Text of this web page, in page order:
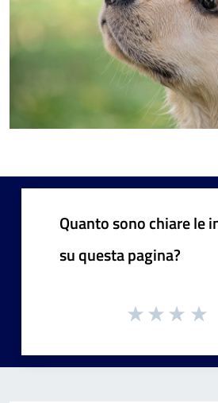
Quanto sono chiare le
su questa pagina?